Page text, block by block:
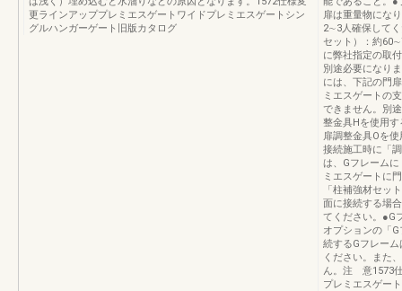
更ラインアッププレミエスゲートワイドプレミエスゲートシン
グルハンガーゲート旧版カタログ
扉は重量物にな
2∼3人確保して
セット）：約
に弊社指定の取
別途必要になり
には、下記の門
ミエスゲートの
できません。別
整金具Hを使用
扉調整金具Oを
接続施工時に「
は、Gフレーム
ミエスゲートに
「柱補強材セッ
面に接続する場
てください。●G
オプションの「
続するGフレー
ください。また
ん。注 意1573
プレミエスゲー